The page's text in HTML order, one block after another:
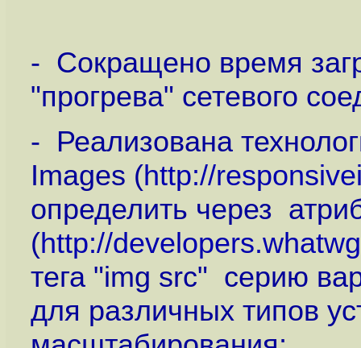
- Сокращено время
"прогрева" сетевого
- Реализована
Images (http://
определить через
(http://
тега "img src" серию
для различных типов